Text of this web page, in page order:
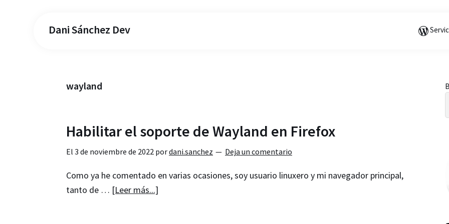
Dani Sánchez Dev
wayland
Habilitar el soporte de Wayland en Firefox
El 3 de noviembre de 2022 pordani.sanchez Deja un comentario
Como ya he comentado en varias ocasiones, soy usuario linuxero y mi navegador principal,
tanto de … [Leer más...]